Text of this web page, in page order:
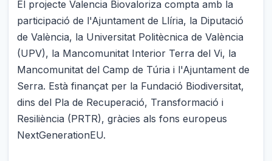
El projecte Valencia Biovaloriza compta amb la
participació de l'Ajuntament de Llíria, la Diputació
de València, la Universitat Politècnica de València
(UPV), la Mancomunitat Interior Terra del Vi, la
Mancomunitat del Camp de Túria i l'Ajuntament de
Serra. Està finançat per la Fundació Biodiversitat,
dins del Pla de Recuperació, Transformació i
Resiliència (PRTR), gràcies als fons europeus
NextGenerationEU.